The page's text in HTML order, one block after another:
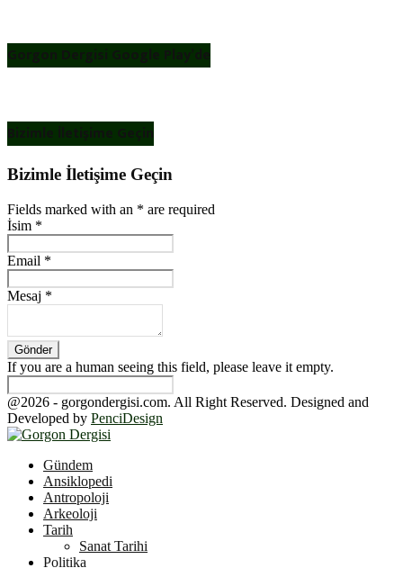
Gorgon Dergisi Google Play’de
Bizimle İletişime Geçin
Bizimle İletişime Geçin
Fields marked with an * are required
İsim *
Email *
Mesaj *
If you are a human seeing this field, please leave it empty.
@2026 - gorgondergisi.com. All Right Reserved. Designed and
Developed by PenciDesign
Gündem
Ansiklopedi
Antropoloji
Arkeoloji
Tarih
Sanat Tarihi
Politika